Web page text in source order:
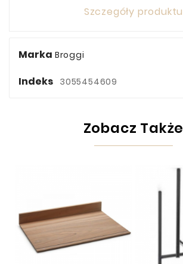
Szczegóły produktu
Marka Broggi
Indeks 3055454609
Zobacz Także